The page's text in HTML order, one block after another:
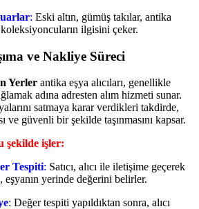
: Eski altın, gümüş takılar, antika
ilgisini çeker.
ve Nakliye Süreci
Yerler antika eşya alıcıları, genellikle
adına adresten alım hizmeti sunar.
satmaya karar verdikleri takdirde,
ve güvenli bir şekilde taşınmasını kapsar.
şekilde işler:
Tespiti: Satıcı, alıcı ile iletişime geçerek
eşyanın yerinde değerini belirler.
: Değer tespiti yapıldıktan sonra, alıcı